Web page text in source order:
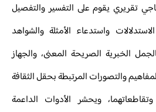
تقريري يقوم على التفسير والتفصيل
واستدعاء الأمثلة والشواهد
الخبرية الصريحة المعنى، والجهاز
والتصورات المرتبطة بحقل الثقافة
وتقاطعاتهما، ويحشر الأدوات الداعمة